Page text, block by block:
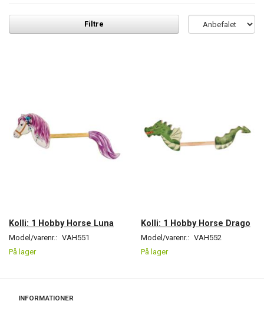
Filtre
Kolli: 1 Hobby Horse Luna
Model/varenr.: VAH551
På lager
Kolli: 1 Hobby Horse Drago
Model/varenr.: VAH552
På lager
INFORMATIONER